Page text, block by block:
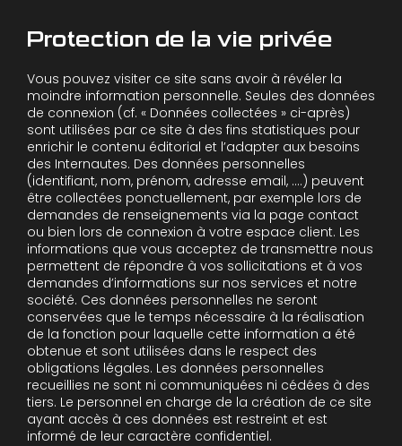
Protection de la vie privée
Vous pouvez visiter ce site sans avoir à révéler la
moindre information personnelle. Seules des données
de connexion (cf. « Données collectées » ci-après)
sont utilisées par ce site à des fins statistiques pour
enrichir le contenu éditorial et l’adapter aux besoins
des Internautes. Des données personnelles
(identifiant, nom, prénom, adresse email, ….) peuvent
être collectées ponctuellement, par exemple lors de
demandes de renseignements via la page contact
ou bien lors de connexion à votre espace client. Les
informations que vous acceptez de transmettre nous
permettent de répondre à vos sollicitations et à vos
demandes d’informations sur nos services et notre
société. Ces données personnelles ne seront
conservées que le temps nécessaire à la réalisation
de la fonction pour laquelle cette information a été
obtenue et sont utilisées dans le respect des
obligations légales. Les données personnelles
recueillies ne sont ni communiquées ni cédées à des
tiers. Le personnel en charge de la création de ce site
ayant accès à ces données est restreint et est
informé de leur caractère confidentiel.